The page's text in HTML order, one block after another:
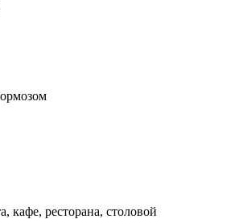
кафе, ресторана, столовой